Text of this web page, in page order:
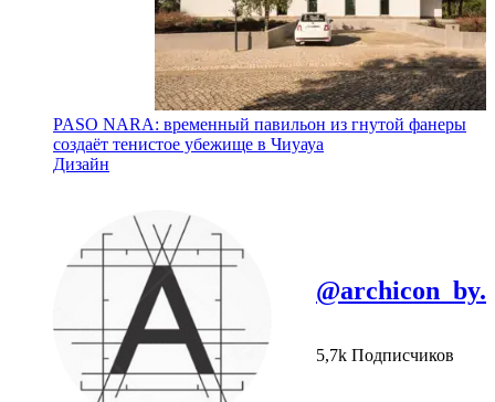
PASO NARA: временный павильон из гнутой фанеры
создаёт тенистое убежище в Чиуауа
Дизайн
@archicon_by.
5,7k Подписчиков